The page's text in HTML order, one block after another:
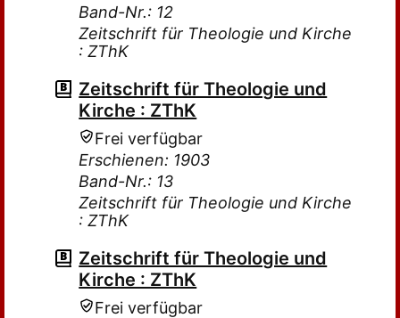
Band-Nr.: 12
Zeitschrift für Theologie und Kirche
: ZThK
Zeitschrift für Theologie und
Kirche : ZThK
Frei verfügbar
Erschienen: 1903
Band-Nr.: 13
Zeitschrift für Theologie und Kirche
: ZThK
Zeitschrift für Theologie und
Kirche : ZThK
Frei verfügbar